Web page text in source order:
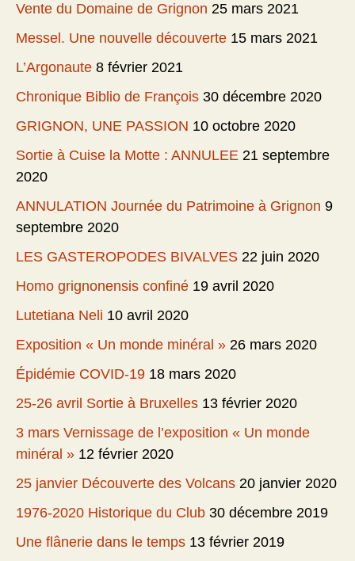
Vente du Domaine de Grignon 25 mars 2021
Messel. Une nouvelle découverte 15 mars 2021
L’Argonaute 8 février 2021
Chronique Biblio de François 30 décembre 2020
GRIGNON, UNE PASSION 10 octobre 2020
Sortie à Cuise la Motte : ANNULEE 21 septembre
2020
ANNULATION Journée du Patrimoine à Grignon 9
septembre 2020
LES GASTEROPODES BIVALVES 22 juin 2020
Homo grignonensis confiné 19 avril 2020
Lutetiana Neli 10 avril 2020
Exposition « Un monde minéral » 26 mars 2020
Épidémie COVID-19 18 mars 2020
25-26 avril Sortie à Bruxelles 13 février 2020
3 mars Vernissage de l’exposition « Un monde
minéral » 12 février 2020
25 janvier Découverte des Volcans 20 janvier 2020
1976-2020 Historique du Club 30 décembre 2019
Une flânerie dans le temps 13 février 2019